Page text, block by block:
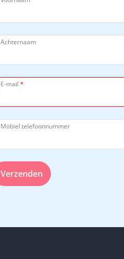
Achternaam
E-mail *
Mobiel telefoonnummer
Verzenden